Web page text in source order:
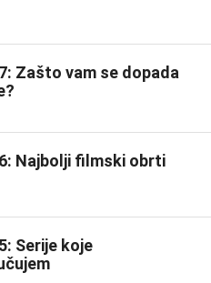
Zašto vam se dopada
Najbolji filmski obrti
Serije koje